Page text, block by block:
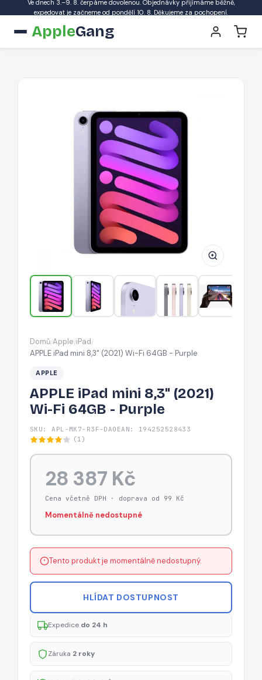
Ve dnech 3.–9. 8. čerpáme dovolenou. Objednávky přijímáme běžně,
expedovat je začneme od pondělí 10. 8. Děkujeme za pochopení.
AppleGang
APPLE
iPad
mini
8,3"
(2021)
Fi
64GB
-
Purple
Domů/Apple/iPad/
APPLE iPad mini 8,3" (2021) Wi-Fi 64GB - Purple
APPLE
APPLE iPad mini 8,3" (2021)
Wi-Fi 64GB - Purple
SKU: APL-MK7-R3F-DA0 EAN: 194252528433
(1)
28 387 Kč
Cena včetně DPH · doprava od 99 Kč
Momentálně nedostupné
Tento produkt je momentálně nedostupný.
HLÍDAT DOSTUPNOST
Expedice do 24 h
Záruka 2 roky